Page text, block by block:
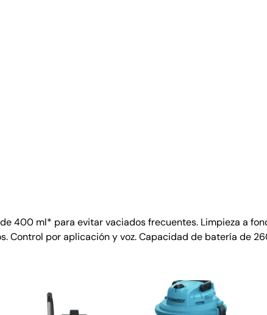
400 ml* para evitar vaciados frecuentes. Limpieza a
Control por aplicación y voz. Capacidad de batería de